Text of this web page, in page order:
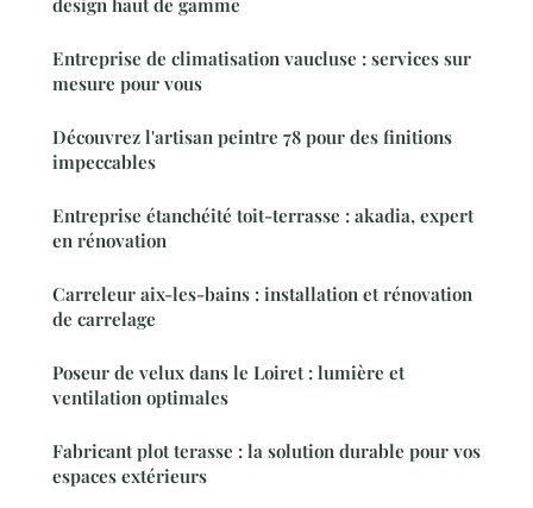
Entreprise de climatisation vaucluse : services sur
mesure pour vous
Découvrez l'artisan peintre 78 pour des finitions
impeccables
Entreprise étanchéité toit-terrasse : akadia, expert
en rénovation
Carreleur aix-les-bains : installation et rénovation
de carrelage
Poseur de velux dans le Loiret : lumière et
ventilation optimales
Fabricant plot terasse : la solution durable pour vos
espaces extérieurs